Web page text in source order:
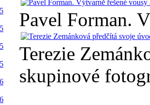
Pavel Forman.
Terezie
skupinové